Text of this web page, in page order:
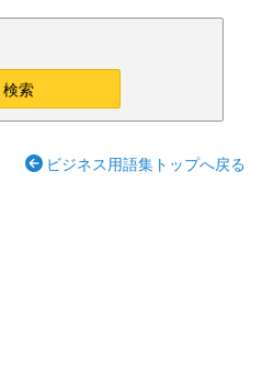
ビジネス用語集トップへ戻る